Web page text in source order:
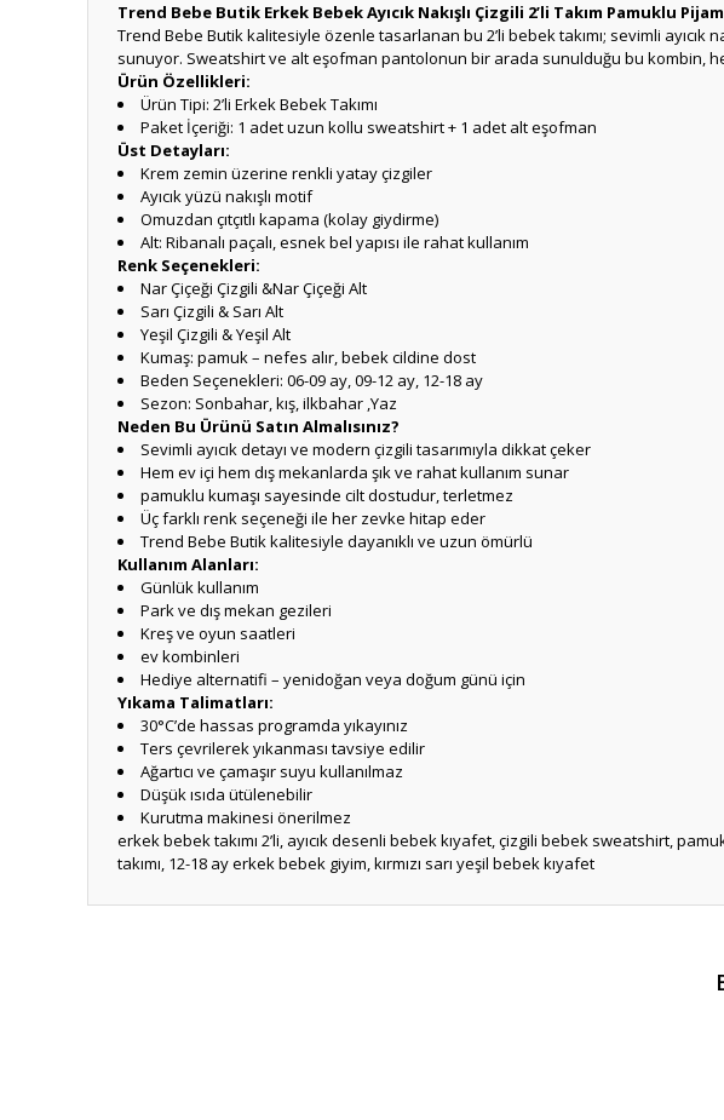
Trend Bebe Butik Erkek Bebek Ayıcık Nakışlı Çizgili 2’li Takım Pamuklu
Trend Bebe Butik kalitesiyle özenle tasarlanan bu 2’li bebek takımı; sevimli ayıcık
sunuyor. Sweatshirt ve alt eşofman pantolonun bir arada sunulduğu bu kombin,
Ürün Özellikleri:
Ürün Tipi: 2’li Erkek Bebek Takımı
Paket İçeriği: 1 adet uzun kollu sweatshirt + 1 adet alt eşofman
Üst Detayları:
Krem zemin üzerine renkli yatay çizgiler
Ayıcık yüzü nakışlı motif
Omuzdan çıtçıtlı kapama (kolay giydirme)
Alt: Ribanalı paçalı, esnek bel yapısı ile rahat kullanım
Renk Seçenekleri:
Nar Çiçeği Çizgili &Nar Çiçeği Alt
Sarı Çizgili & Sarı Alt
Yeşil Çizgili & Yeşil Alt
Kumaş: pamuk – nefes alır, bebek cildine dost
Beden Seçenekleri: 06-09 ay, 09-12 ay, 12-18 ay
Sezon: Sonbahar, kış, ilkbahar ,Yaz
Neden Bu Ürünü Satın Almalısınız?
Sevimli ayıcık detayı ve modern çizgili tasarımıyla dikkat çeker
Hem ev içi hem dış mekanlarda şık ve rahat kullanım sunar
pamuklu kumaşı sayesinde cilt dostudur, terletmez
Üç farklı renk seçeneği ile her zevke hitap eder
Trend Bebe Butik kalitesiyle dayanıklı ve uzun ömürlü
Kullanım Alanları:
Günlük kullanım
Park ve dış mekan gezileri
Kreş ve oyun saatleri
ev kombinleri
Hediye alternatifi – yenidoğan veya doğum günü için
Yıkama Talimatları:
30°C’de hassas programda yıkayınız
Ters çevrilerek yıkanması tavsiye edilir
Ağartıcı ve çamaşır suyu kullanılmaz
Düşük ısıda ütülenebilir
Kurutma makinesi önerilmez
erkek bebek takımı 2’li, ayıcık desenli bebek kıyafet, çizgili bebek sweatshirt,
takımı, 12-18 ay erkek bebek giyim, kırmızı sarı yeşil bebek kıyafet